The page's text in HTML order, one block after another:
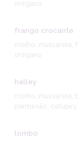
frango crocante
molho, mussarela,
halley
molho, mussarela,
parmesão,
lombo